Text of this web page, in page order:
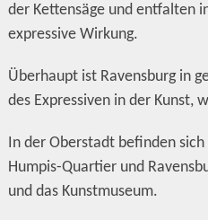
der Kettensäge und entfalten
expressive Wirkung.
Überhaupt ist Ravensburg in
des Expressiven in der Kunst,
In der Oberstadt befinden
Humpis-Quartier und
und das Kunstmuseum.